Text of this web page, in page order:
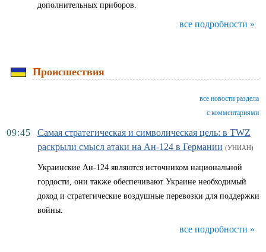
дополнительных приборов.
все подробности »
Происшествия
все новости раздела
с комментариями
09:45
Самая стратегическая и символическая цель: в TWZ
раскрыли смысл атаки на Ан-124 в Германии (УНИАН)
Украинские Ан-124 являются источником национальной
гордости, они также обеспечивают Украине необходимый
доход и стратегические воздушные перевозки для поддержки
войны.
все подробности »